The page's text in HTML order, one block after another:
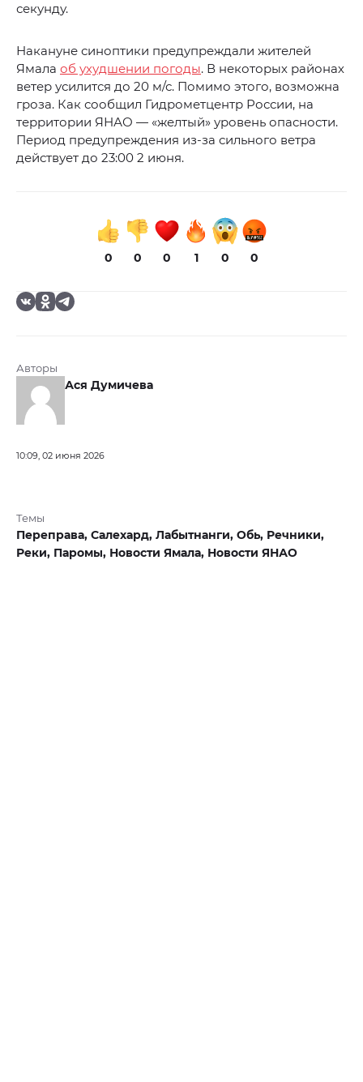
секунду.
Накануне синоптики предупреждали жителей
Ямала об ухудшении погоды. В некоторых районах
ветер усилится до 20 м/с. Помимо этого, возможна
гроза. Как сообщил Гидрометцентр России, на
территории ЯНАО — «желтый» уровень опасности.
Период предупреждения из-за сильного ветра
действует до 23:00 2 июня.
0 0 0 1 0 0
Авторы
Ася Думичева
10:09, 02 июня 2026
Темы
Переправа, Салехард, Лабытнанги, Обь, Речники,
Реки, Паромы, Новости Ямала, Новости ЯНАО